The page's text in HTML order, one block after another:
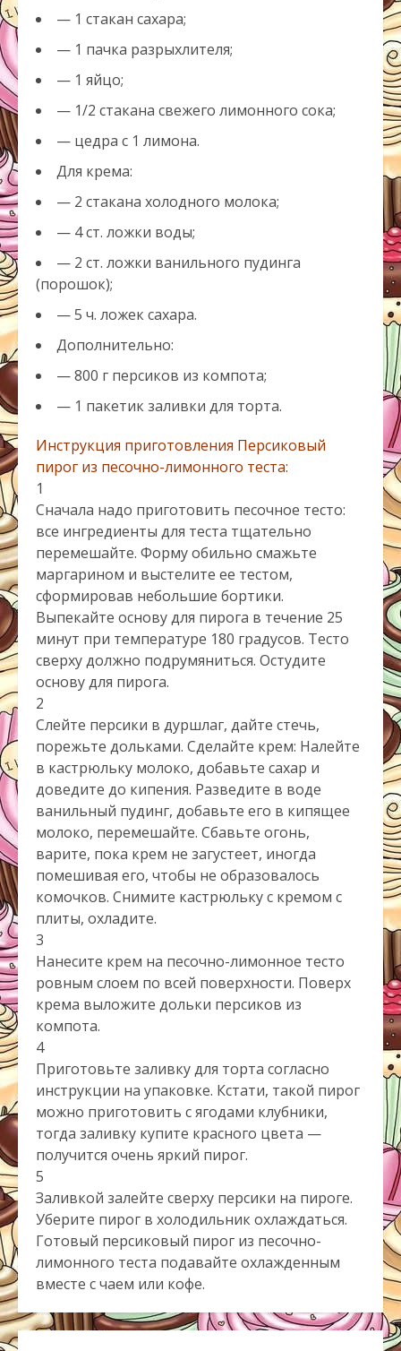
— 1 стакан сахара;
— 1 пачка разрыхлителя;
— 1 яйцо;
— 1/2 стакана свежего лимонного сока;
— цедра с 1 лимона.
Для крема:
— 2 стакана холодного молока;
— 4 ст. ложки воды;
— 2 ст. ложки ванильного пудинга
(порошок);
— 5 ч. ложек сахара.
Дополнительно:
— 800 г персиков из компота;
— 1 пакетик заливки для торта.
Инструкция приготовления Персиковый
пирог из песочно-лимонного теста:
1
Сначала надо приготовить песочное тесто:
все ингредиенты для теста тщательно
перемешайте. Форму обильно смажьте
маргарином и выстелите ее тестом,
сформировав небольшие бортики.
Выпекайте основу для пирога в течение 25
минут при температуре 180 градусов. Тесто
сверху должно подрумяниться. Остудите
основу для пирога.
2
Слейте персики в дуршлаг, дайте стечь,
порежьте дольками. Сделайте крем: Налейте
в кастрюльку молоко, добавьте сахар и
доведите до кипения. Разведите в воде
ванильный пудинг, добавьте его в кипящее
молоко, перемешайте. Сбавьте огонь,
варите, пока крем не загустеет, иногда
помешивая его, чтобы не образовалось
комочков. Снимите кастрюльку с кремом с
плиты, охладите.
3
Нанесите крем на песочно-лимонное тесто
ровным слоем по всей поверхности. Поверх
крема выложите дольки персиков из
компота.
4
Приготовьте заливку для торта согласно
инструкции на упаковке. Кстати, такой пирог
можно приготовить с ягодами клубники,
тогда заливку купите красного цвета —
получится очень яркий пирог.
5
Заливкой залейте сверху персики на пироге.
Уберите пирог в холодильник охлаждаться.
Готовый персиковый пирог из песочно-
лимонного теста подавайте охлажденным
вместе с чаем или кофе.